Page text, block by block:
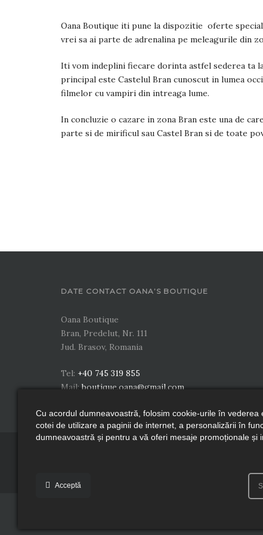
Oana Boutique iti pune la dispozitie oferte
vrei sa ai parte de adrenalina pe meleagurile din
Iti vom indeplini fiecare dorinta astfel sederea ta
principal este Castelul Bran cunoscut in lumea
filmelor cu vampiri din intreaga lume.
In concluzie o cazare in zona Bran este una de
parte si de mirificul sau Castel Bran si de toate
DATE CONTACT OANA’S BOUTIQUE
Oana Boutique
Bran, Predelut, Nr. 111
Jud. Brasov, Romania
Tel: +40 745 319 855
Mail:boutique.oana@gmail.com
Cu acordul dumneavoastră, folosim cookie-urile în vederea
cotei de utilizare a paginii de internet, a personalizării în
dumneavoastră și pentru a vă oferi mesaje promoționale și
Acceptă